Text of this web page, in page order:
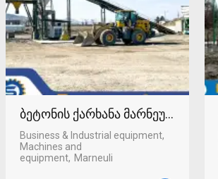
ბეტონის ქარხანა მარნეულში
Business & Industrial equipment,
Machines and
equipment
Marneuli